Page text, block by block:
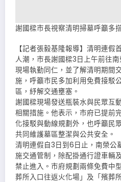
謝國樑市長視察清明掃墓呼籲多
【記者張毅基隆報導】清明連
人潮，市長謝國樑3日上午前往
現場執勤同仁，並了解清明期間
施，呼籲市民多加利用免費接駁
區，紓解交通壅塞。
謝國樑現場發送瓶裝水與民眾互
相關措施。他表示，市府已提前
化接駁與動線規劃外，也呼籲民
共同維護墓區整潔與公共安全。
清明連假自3日到6日止，南榮公
施交通管制，除配掛通行證車輛
禁止進入。市府規劃兩條免費中
葬所入口往返火化場」及「殯葬